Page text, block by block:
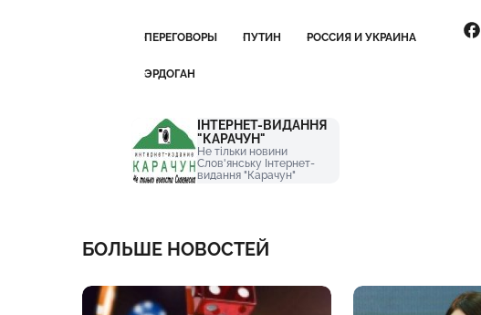
ПЕРЕГОВОРЫ ПУТИН РОССИЯ И УКРАИНА
ЭРДОГАН
ІНТЕРНЕТ-ВИДАННЯ
"КАРАЧУН"
Не тільки новини
Слов'янську Інтернет-
видання "Карачун"
БОЛЬШЕ НОВОСТЕЙ